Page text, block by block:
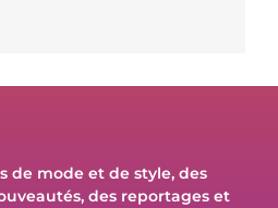
de mode et de style, des
des reportages et